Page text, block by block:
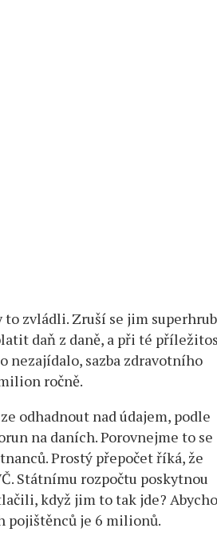
to zvládli. Zruší se jim
daň z daně, a při té
nezajídalo, sazba zdravotního
ročně.
odhadnout nad údajem, podle
na daních. Porovnejme to se
Prostý přepočet říká, že
Státnímu rozpočtu poskytnou
když jim to tak jde?
pojištěnců je 6 milionů.